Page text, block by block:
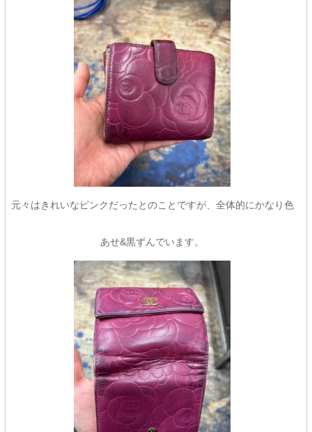
元々はきれいなピンクだったとのことですが、全体的にかなり色
あせ&黒ずんでいます。